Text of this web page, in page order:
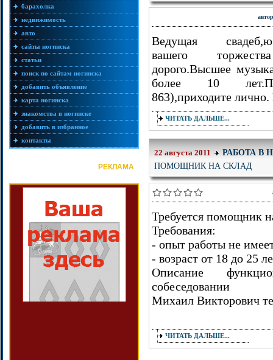
барахолка
недвижимость
авто
сайты ногинска
статьи
поиск по сайтам ногинска
добавить объявление
карта ногинска
знакомства в ногинске
добавить в избранное
контакты
РЕКЛАМА
Ведущая
вашего торжества
дорого.Высшее
более 10
863),приходите
ЧИТАТЬ ДАЛЬШЕ...
22 августа 2011 РАБОТА В
ПОМОЩНИК НА СКЛАД
Требуется помощник
Требования:
- опыт работы не
- возраст от 18 до 25
Описание
собеседовании
Михаил Викторович
ЧИТАТЬ ДАЛЬШЕ...